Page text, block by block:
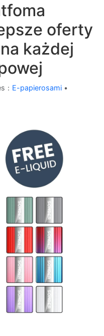
oferty
każdej
： E-papierosami •